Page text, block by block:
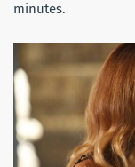
minutes.